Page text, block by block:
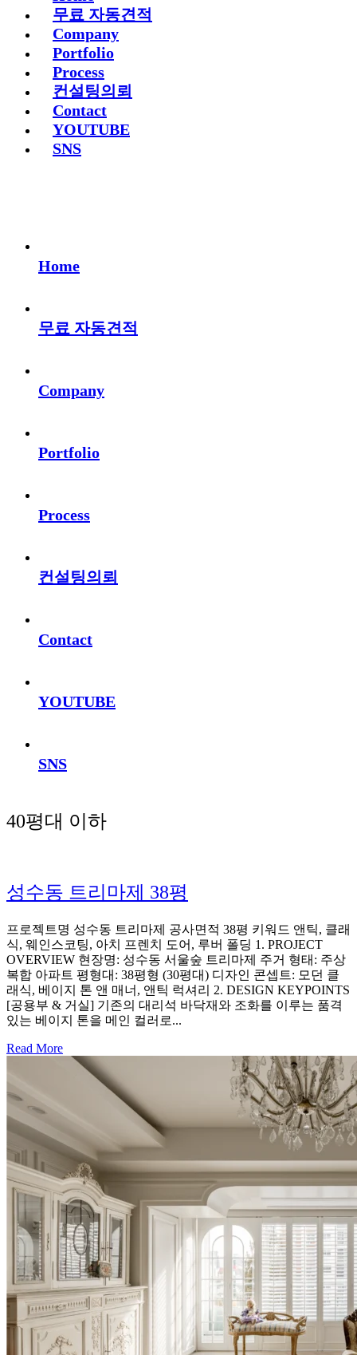
무료 자동견적
Company
Portfolio
Process
컨설팅의뢰
Contact
YOUTUBE
SNS
Home
무료 자동견적
Company
Portfolio
Process
컨설팅의뢰
Contact
YOUTUBE
SNS
40평대 이하
성수동 트리마제 38평
프로젝트명 성수동 트리마제 공사면적 38평 키워드 앤틱, 클래
식, 웨인스코팅, 아치 프렌치 도어, 루버 폴딩 1. PROJECT
OVERVIEW 현장명: 성수동 서울숲 트리마제 주거 형태: 주상
복합 아파트 평형대: 38평형 (30평대) 디자인 콘셉트: 모던 클
래식, 베이지 톤 앤 매너, 앤틱 럭셔리 2. DESIGN KEYPOINTS
[공용부 & 거실] 기존의 대리석 바닥재와 조화를 이루는 품격
있는 베이지 톤을 메인 컬러로...
Read More